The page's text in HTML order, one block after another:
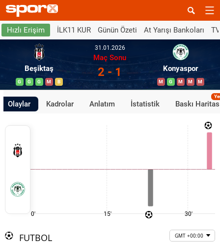
Hızlı Erişim İLK11 KUR Günün Özeti At Yarışı Bankoları
Beşiktaş
G G G M B
31.01.2026
Maç Sonu
2 - 1 Konyaspor
M G M M M
Olaylar Kadrolar Anlatım İstatistik Baskı
0' 15' 30'
FUTBOL GMT +00:00